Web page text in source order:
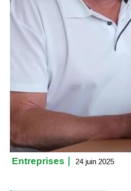
Entreprises 24 juin 2025